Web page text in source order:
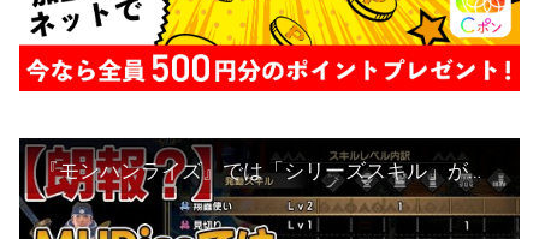
『モンハンライズ』では「シリーズスキル」が廃止！代わりに「シリーズ耐性ボーナス」が実装されることに！【みんなの反応】